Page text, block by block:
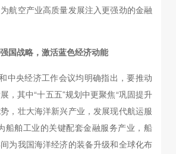
航空产业高质量发展注入更强劲的金融
国战略，激活蓝色经济动能
中央经济工作会议均明确指出，要推动
，其中“十五五”规划中更聚焦“巩固提升
，壮大海洋新兴产业，发展现代航运服
船舶工业的关键配套金融服务产业，船
为我国海洋经济的装备升级和全球化布